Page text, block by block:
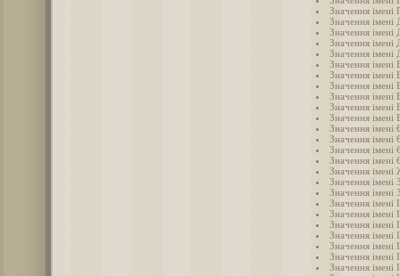
Значення імені
Значення імені
Значення імені
Значення імені
Значення імені
Значення імені
Значення імені
Значення імені
Значення імені
Значення імені
Значення імені
Значення імені
Значення імені
Значення імені
Значення імені
Значення імені
Значення імені
Значення імені
Значення імені
Значення імені
Значення імені
Значення імені
Значення імені
Значення імені
Значення імені